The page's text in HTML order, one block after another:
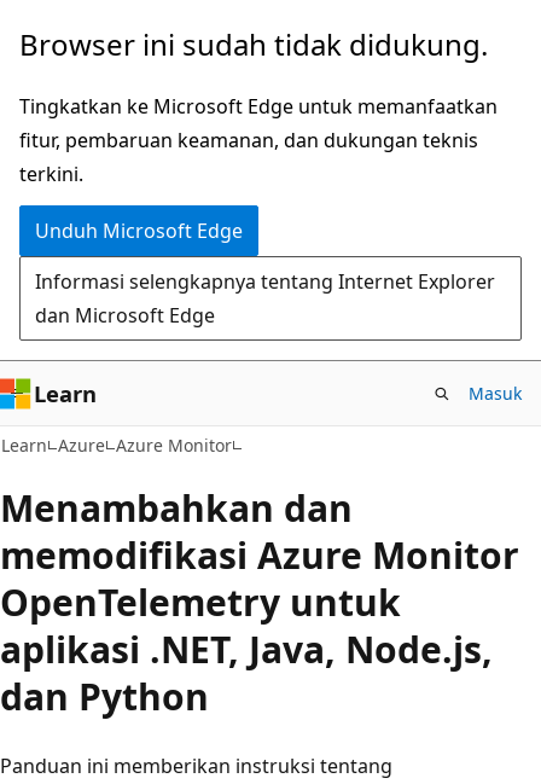
Lompati
konten
utama
Browser ini sudah tidak didukung.
Tingkatkan ke Microsoft Edge untuk memanfaatkan
fitur, pembaruan keamanan, dan dukungan teknis
terkini.
Unduh Microsoft Edge
Informasi selengkapnya tentang Internet Explorer
dan Microsoft Edge
Learn Masuk
Learn Azure Azure Monitor
Menambahkan dan
memodifikasi Azure Monitor
OpenTelemetry untuk
aplikasi .NET, Java, Node.js,
dan Python
Panduan ini memberikan instruksi tentang